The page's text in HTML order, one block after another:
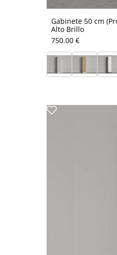
Gabinete 50 cm
Alto Brillo
750.00 €